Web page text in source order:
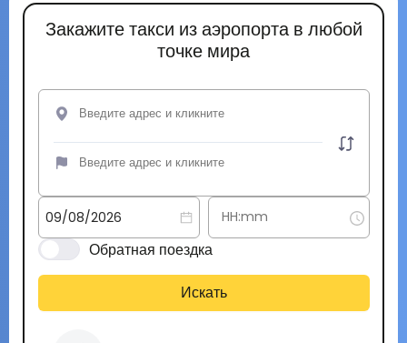
Закажите такси из аэропорта в любой
точке мира
Обратная поездка
Искать